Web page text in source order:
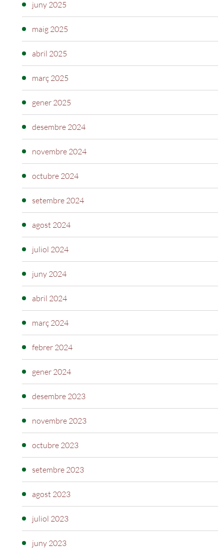
juny 2025
maig 2025
abril 2025
març 2025
gener 2025
desembre 2024
novembre 2024
octubre 2024
setembre 2024
agost 2024
juliol 2024
juny 2024
abril 2024
març 2024
febrer 2024
gener 2024
desembre 2023
novembre 2023
octubre 2023
setembre 2023
agost 2023
juliol 2023
juny 2023